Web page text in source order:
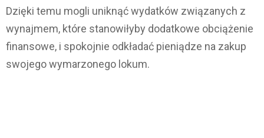
Dzięki temu mogli uniknąć wydatków związanych z
wynajmem, które stanowiłyby dodatkowe obciążenie
finansowe, i spokojnie odkładać pieniądze na zakup
swojego wymarzonego lokum.